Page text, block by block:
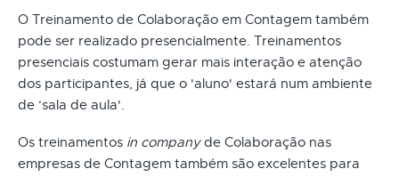
O Treinamento de Colaboração em Contagem também
pode ser realizado presencialmente. Treinamentos
presenciais costumam gerar mais interação e atenção
dos participantes, já que o 'aluno' estará num ambiente
de ‘sala de aula'.
Os treinamentos in companyde Colaboração nas
empresas de Contagem também são excelentes para